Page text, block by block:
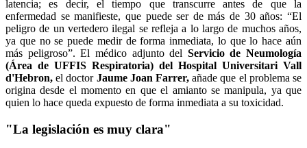
latencia; es decir, el tiempo que transcurre antes de que la
enfermedad se manifieste, que puede ser de más de 30 años: “El
peligro de un vertedero ilegal se refleja a lo largo de muchos años,
ya que no se puede medir de forma inmediata, lo que lo hace aún
más peligroso”. El médico adjunto del Servicio de Neumología
(Área de UFFIS Respiratoria) del Hospital Universitari Vall
d'Hebron, el doctor Jaume Joan Farrer, añade que el problema se
origina desde el momento en que el amianto se manipula, ya que
quien lo hace queda expuesto de forma inmediata a su toxicidad.
"La legislación es muy clara"